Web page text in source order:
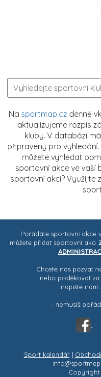
Na sportmap.cz denně
aktualizujeme rozpis
kluby. V databázi
připraveny pro
můžete vyhledat
sportovní akce ve vaší
sportovní akci? Využijte
Pořádáte sportovní akce
můžete přidat sportovní akci
Chcete nás pozvat
nebo poděkovat za
napište nám..
– nemusíš
Sport kalendář|
Copyright